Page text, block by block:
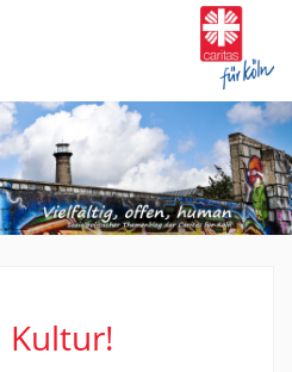
Kultur!